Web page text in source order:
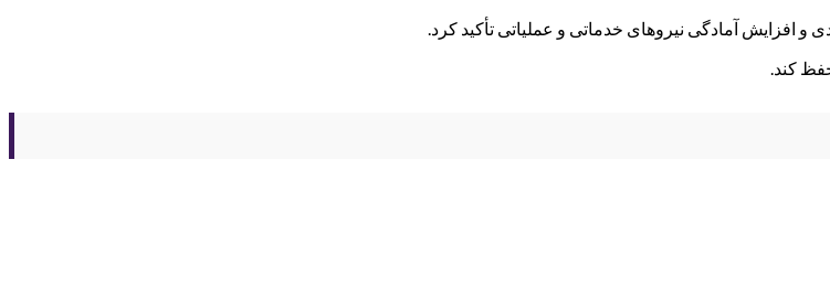
افزایش آمادگی نیروهای خدماتی و عملیاتی تأکید کرد.
کند.